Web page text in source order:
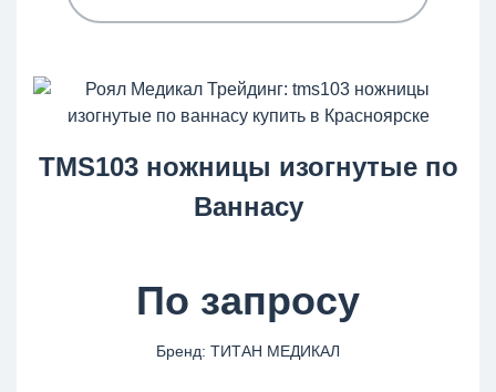
TMS103 ножницы изогнутые по
Ваннасу
По запросу
Бренд: ТИТАН МЕДИКАЛ